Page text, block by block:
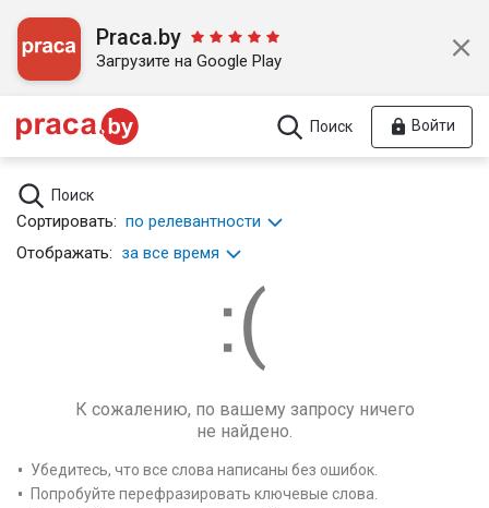
Praca.by
Загрузите на Google Play
Поиск Войти
Поиск
Сортировать: по релевантности
Отображать: за все время
К сожалению, по вашему запросу ничего
не найдено.
Убедитесь, что все слова написаны без ошибок.
Попробуйте перефразировать ключевые слова.